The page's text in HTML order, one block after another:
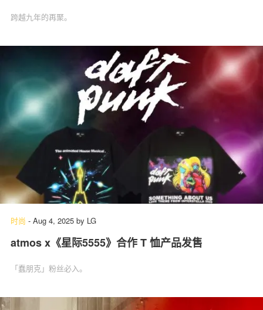
跨越九年的再聚。
时尚 - Aug 4, 2025 by LG
atmos x《星际5555》合作 T 恤产品发售
「蠢朋克」粉丝必入。